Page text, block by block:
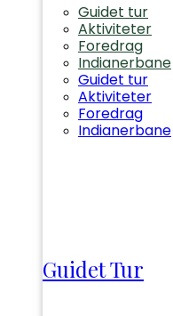
Guidet tur
Aktiviteter
Foredrag
Indianerbane
Guidet tur
Aktiviteter
Foredrag
Indianerbane
Guidet Tur